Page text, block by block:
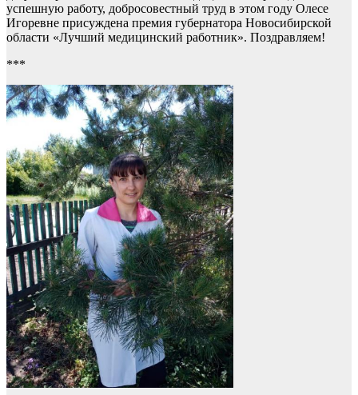
успешную работу, добросовестный труд в этом году Олесе
Игоревне присуждена премия губернатора Новосибирской
области «Лучший медицинский работник». Поздравляем!
***